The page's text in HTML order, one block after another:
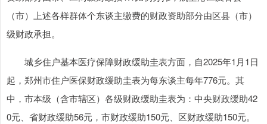
（市）上述各样群体个东谈主缴费的财政资助部分由区县（市）
级财政承担。
城乡住户基本医疗保障财政缓助圭表方面，自2025年1月1日
起，郑州市住户医保财政缓助圭表为每东谈主每年776元。其
中，市本级（含市辖区）各级财政缓助圭表为：中央财政缓助42
0元、省财政缓助56元，市财政缓助150元、区财政缓助150元。